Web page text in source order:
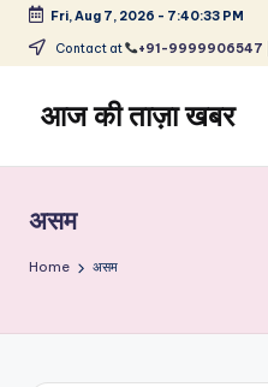
Skip
content
Fri, Aug 7, 2026 - 7:40:33 PM
Contact at +91-9999906547 |
आज की ताज़ा खबर
ताज़ा
समाचार
–
असम
Home असम